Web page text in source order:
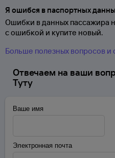
Я ошибся в паспортных
Ошибки в данных пассажира
с ошибкой и купите новый.
Больше полезных вопросов и
Отвечаем на ваши
Туту
Ваше имя
Электронная почта